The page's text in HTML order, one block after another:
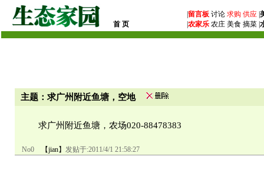
首 页
留言板 讨论 求购 供应
农家乐 农庄 美食 摘菜 |
主题：求广州附近鱼塘，空地
求广州附近鱼塘，农场020-88478383
No0 【jian】 发贴于:2011/4/1 21:58:27